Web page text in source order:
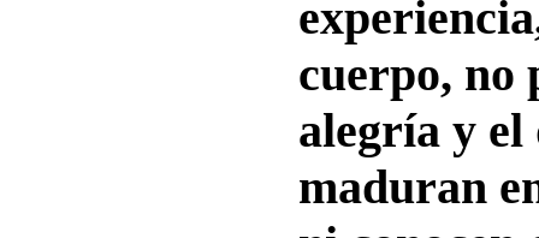
cuerpo, no
alegría y el
maduran